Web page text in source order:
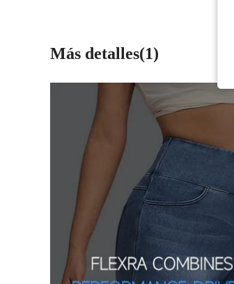
Más detalles(1)